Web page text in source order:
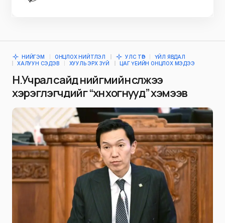
НИЙГЭМ ОНЦЛОХ НИЙТЛЭЛ УЛС ТӨР
ҮЙЛ ЯВДАЛ
ХАЛУУН СЭДЭВ
ХУУЛЬ ЭРХ ЗҮЙ ЦАГ ҮЕИЙН ОНЦЛОХ МЭДЭЭ
Н.Учрал сайд нийгмийн сүлжээ
хэрэглэгчдийг “хүн хогнууд” хэмээв